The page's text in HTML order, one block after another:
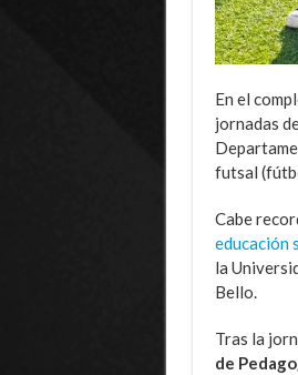
En el
jornadas
futsal
Cabe
educación
la
Bello.
Tras la
de